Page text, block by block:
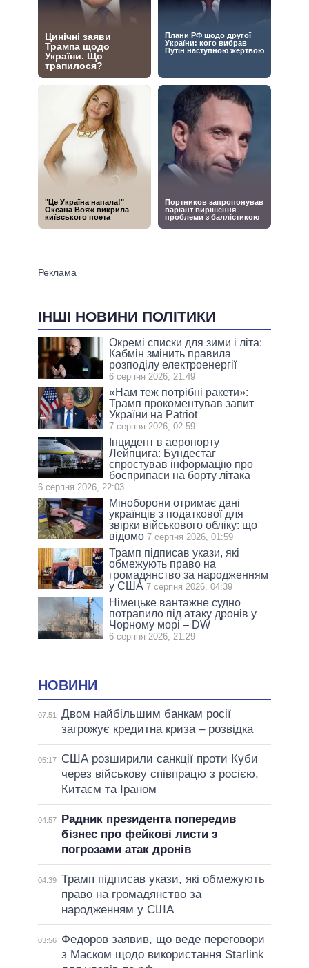
ІНШІ НОВИНИ ПОЛІТИКИ
Окремі списки для зими і літа:
Кабмін змінить правила
розподілу електроенергії
6 серпня 2026, 21:49
«Нам теж потрібні ракети»:
Трамп прокоментував запит
України на Patriot
7 серпня 2026, 02:59
Інцидент в аеропорту
Лейпцига: Бундестаг
спростував інформацію про
боєприпаси на борту літака
6 серпня 2026, 22:03
Міноборони отримає дані
українців з податкової для
звірки військового обліку: що
відомо 7 серпня 2026, 01:59
Трамп підписав укази, які
обмежують право на
громадянство за народженням
у США 7 серпня 2026, 04:39
Німецьке вантажне судно
потрапило під атаку дронів у
Чорному морі – DW
6 серпня 2026, 21:29
НОВИНИ
07:51
Двом найбільшим банкам росії
загрожує кредитна криза – розвідка
05:17
США розширили санкції проти Куби
через військову співпрацю з росією,
Китаєм та Іраном
04:57
Радник президента попередив
бізнес про фейкові листи з
погрозами атак дронів
04:39 Трамп підписав укази, які обмежують
право на громадянство за
народженням у США
03:56
Федоров заявив, що веде переговори
з Маском щодо використання Starlink